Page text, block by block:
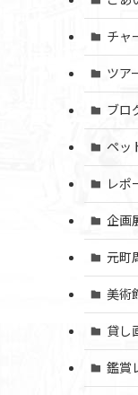
チャ
ツア
ブロ
ペッ
レポ
企画
元町
美術
貸し
鑑賞